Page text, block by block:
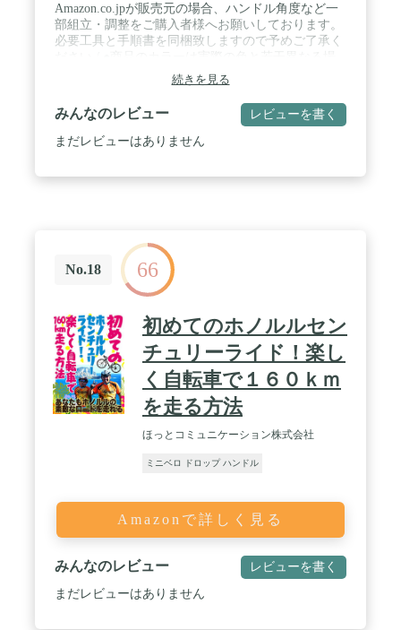
Amazon.co.jpが販売元の場合、ハンドル角度など一
部組立・調整をご購入者様へお願いしております。
必要工具と手順書を同梱致しますので予めご了承く
合があります。●記載されている仕様はメーカーの
都合により予告なく変更されることがあります。 /
車体重量：12.1Kg / 適正身長：142 - 190cm / フォー
ルディングサイズ：W39.5ｘH86ｘD73cm
続きを見る
みんなのレビュー レビューを書く
まだレビューはありません
No.18 66
初めてのホノルルセン
チュリーライド！楽し
く自転車で１６０ｋｍ
を走る方法
ほっとコミュニケーション株式会社
ミニベロ ドロップ ハンドル
Amazonで詳しく見る
みんなのレビュー レビューを書く
まだレビューはありません